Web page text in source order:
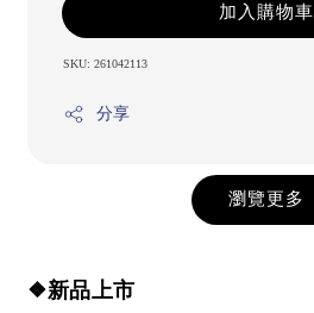
加入購物車
SKU: 261042113
分享
瀏覽更多
❖新品上市